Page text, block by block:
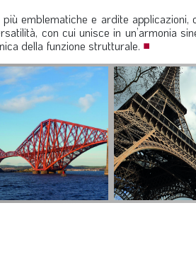
emblematiche e ardite
con cui unisce in un’armonia
della funzione strutturale. ■